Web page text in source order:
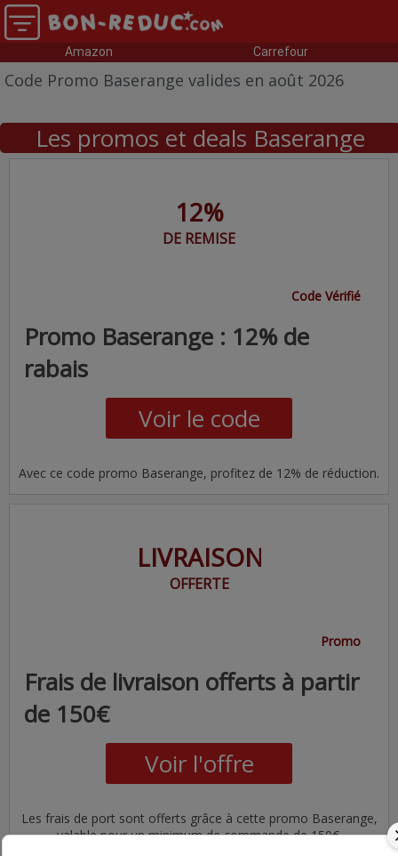
Amazon Carrefour
Code Promo Baserange valides en août 2026
Les promos et deals Baserange
12%
DE REMISE
Code Vérifié
Promo Baserange : 12% de
rabais
Voir le code
Avec ce code promo Baserange, profitez de 12% de réduction.
LIVRAISON
OFFERTE
Promo
Frais de livraison offerts à partir
de 150€
Voir l'offre
Les frais de port sont offerts grâce à cette promo Baserange,
valable pour un minimum de commande de 150€.